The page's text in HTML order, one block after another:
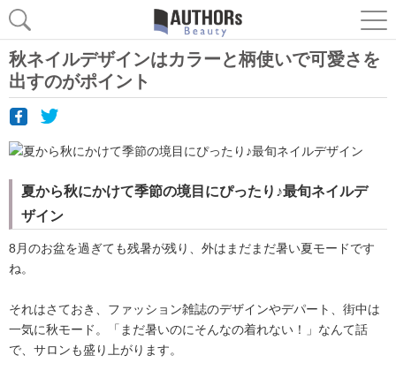
秋ネイルデザインはカラーと柄使いで可愛さを
出すのがポイント
夏から秋にかけて季節の境目にぴったり♪最旬ネイルデ
ザイン
8月のお盆を過ぎても残暑が残り、外はまだまだ暑い夏モードです
ね。
それはさておき、ファッション雑誌のデザインやデパート、街中は
一気に秋モード。「まだ暑いのにそんなの着れない！」なんて話
で、サロンも盛り上がります。